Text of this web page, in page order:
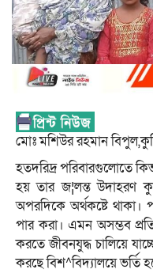
মোঃ মশিউর রহমান
হতদরিদ্র পরিবারগুলোতে
হয় তার জ¦লন্ত উদাহরণ
অপরদিকে অর্থকষ্টে থাকা।
পার করা। এমন অসম্ভব
করতে জীবনযুদ্ধ চালিয়ে
করছে বিশ^বিদ্যালয়ে ভর্তি